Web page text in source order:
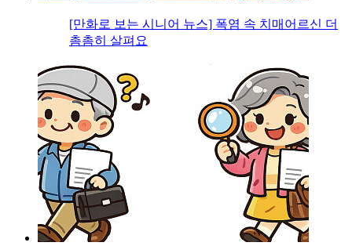
[만화로 보는 시니어 뉴스] 폭염 속 치매어르신 더
촘촘히 살펴요